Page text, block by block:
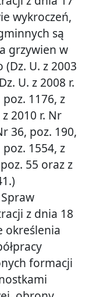
wykroczeń,
są
grzywien w
U. z 2003
U. z 2008 r.
1176, z
2010 r. Nr
36, poz. 190,
1554, z
55 oraz z
z dnia 18
określenia
formacji